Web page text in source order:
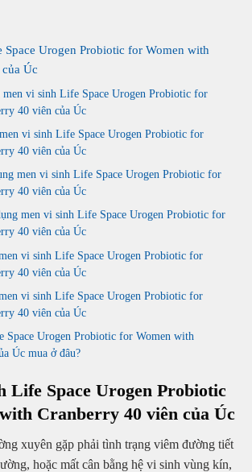
Urogen Probiotic for Women with
Úc
men vi sinh Life Space Urogen Probiotic for
40 viên của Úc
vi sinh Life Space Urogen Probiotic for
40 viên của Úc
men vi sinh Life Space Urogen Probiotic for
40 viên của Úc
men vi sinh Life Space Urogen Probiotic for
40 viên của Úc
vi sinh Life Space Urogen Probiotic for
40 viên của Úc
vi sinh Life Space Urogen Probiotic for
40 viên của Úc
Space Urogen Probiotic for Women with
Úc mua ở đâu?
Life Space Urogen Probiotic
Cranberry 40 viên của Úc
xuyên gặp phải tình trạng viêm đường tiết
hoặc mất cân bằng hệ vi sinh vùng kín,